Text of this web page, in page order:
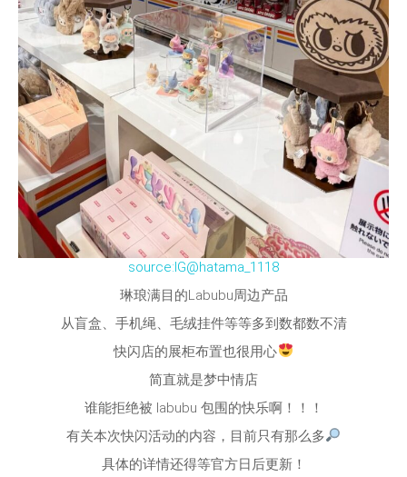
source:IG@hatama_1118
琳琅满目的Labubu周边产品
从盲盒、手机绳、毛绒挂件等等多到数都数不清
快闪店的展柜布置也很用心
简直就是梦中情店
谁能拒绝被 labubu 包围的快乐啊！！！
有关本次快闪活动的内容，目前只有那么多
具体的详情还得等官方日后更新！